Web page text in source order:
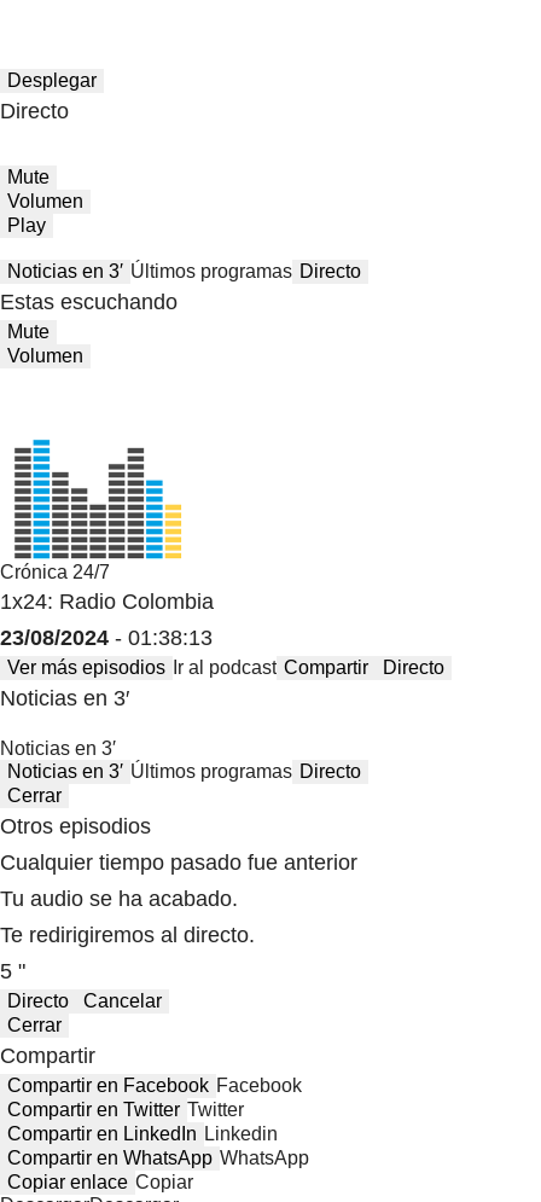
Desplegar
Directo
Mute
Volumen
Play
Noticias en 3′ Últimos programas Directo
Estas escuchando
Mute
Volumen
Crónica 24/7
1x24: Radio Colombia
23/08/2024 - 01:38:13
Ver más episodios Ir al podcast Compartir Directo
Noticias en 3′
Noticias en 3′
Noticias en 3′ Últimos programas Directo
Cerrar
Otros episodios
Cualquier tiempo pasado fue anterior
Tu audio se ha acabado.
Te redirigiremos al directo.
5 "
Directo
Cancelar
Cerrar
Compartir
Compartir en Facebook Facebook
Compartir en Twitter Twitter
Compartir en LinkedIn Linkedin
Compartir en WhatsApp WhatsApp
Copiar enlace Copiar